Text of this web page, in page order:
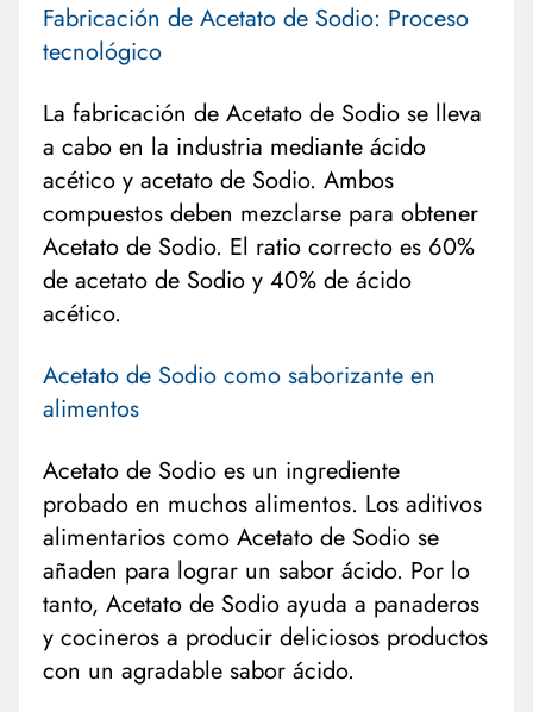
Fabricación de Acetato de Sodio: Proceso
tecnológico
La fabricación de Acetato de Sodio se lleva
a cabo en la industria mediante ácido
acético y acetato de Sodio. Ambos
compuestos deben mezclarse para obtener
Acetato de Sodio. El ratio correcto es 60%
de acetato de Sodio y 40% de ácido
acético.
Acetato de Sodio como saborizante en
alimentos
Acetato de Sodio es un ingrediente
probado en muchos alimentos. Los aditivos
alimentarios como Acetato de Sodio se
añaden para lograr un sabor ácido. Por lo
tanto, Acetato de Sodio ayuda a panaderos
y cocineros a producir deliciosos productos
con un agradable sabor ácido.